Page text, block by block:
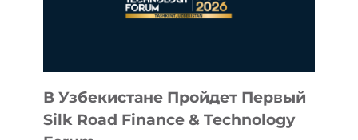
В Узбекистане Пройдет Первый
Silk Road Finance & Technology